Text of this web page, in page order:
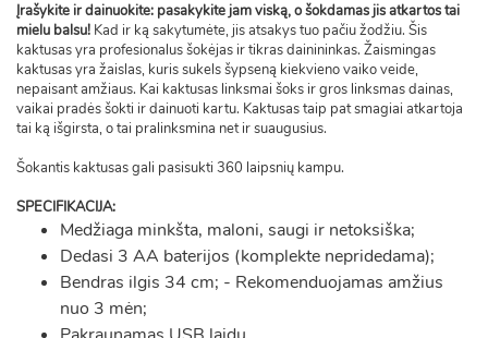
Įrašykite ir dainuokite: pasakykite jam viską, o šokdamas jis atkartos tai
mielu balsu! Kad ir ką sakytumėte, jis atsakys tuo pačiu žodžiu. Šis
kaktusas yra profesionalus šokėjas ir tikras dainininkas. Žaismingas
kaktusas yra žaislas, kuris sukels šypseną kiekvieno vaiko veide,
nepaisant amžiaus. Kai kaktusas linksmai šoks ir gros linksmas dainas,
vaikai pradės šokti ir dainuoti kartu. Kaktusas taip pat smagiai atkartoja
tai ką išgirsta, o tai pralinksmina net ir suaugusius.
Šokantis kaktusas gali pasisukti 360 laipsnių kampu.
SPECIFIKACIJA:
Medžiaga minkšta, maloni, saugi ir netoksiška;
Dedasi 3 AA baterijos (komplekte nepridedama);
Bendras ilgis 34 cm; - Rekomenduojamas amžius
nuo 3 mėn;